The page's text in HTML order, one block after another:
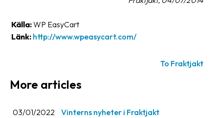
&
career
Contact
Källa:WP EasyCart
Länk: http://www.wpeasycart.com/
To Fraktjakt
More articles
03/01/2022 Vinterns nyheter i Fraktjakt